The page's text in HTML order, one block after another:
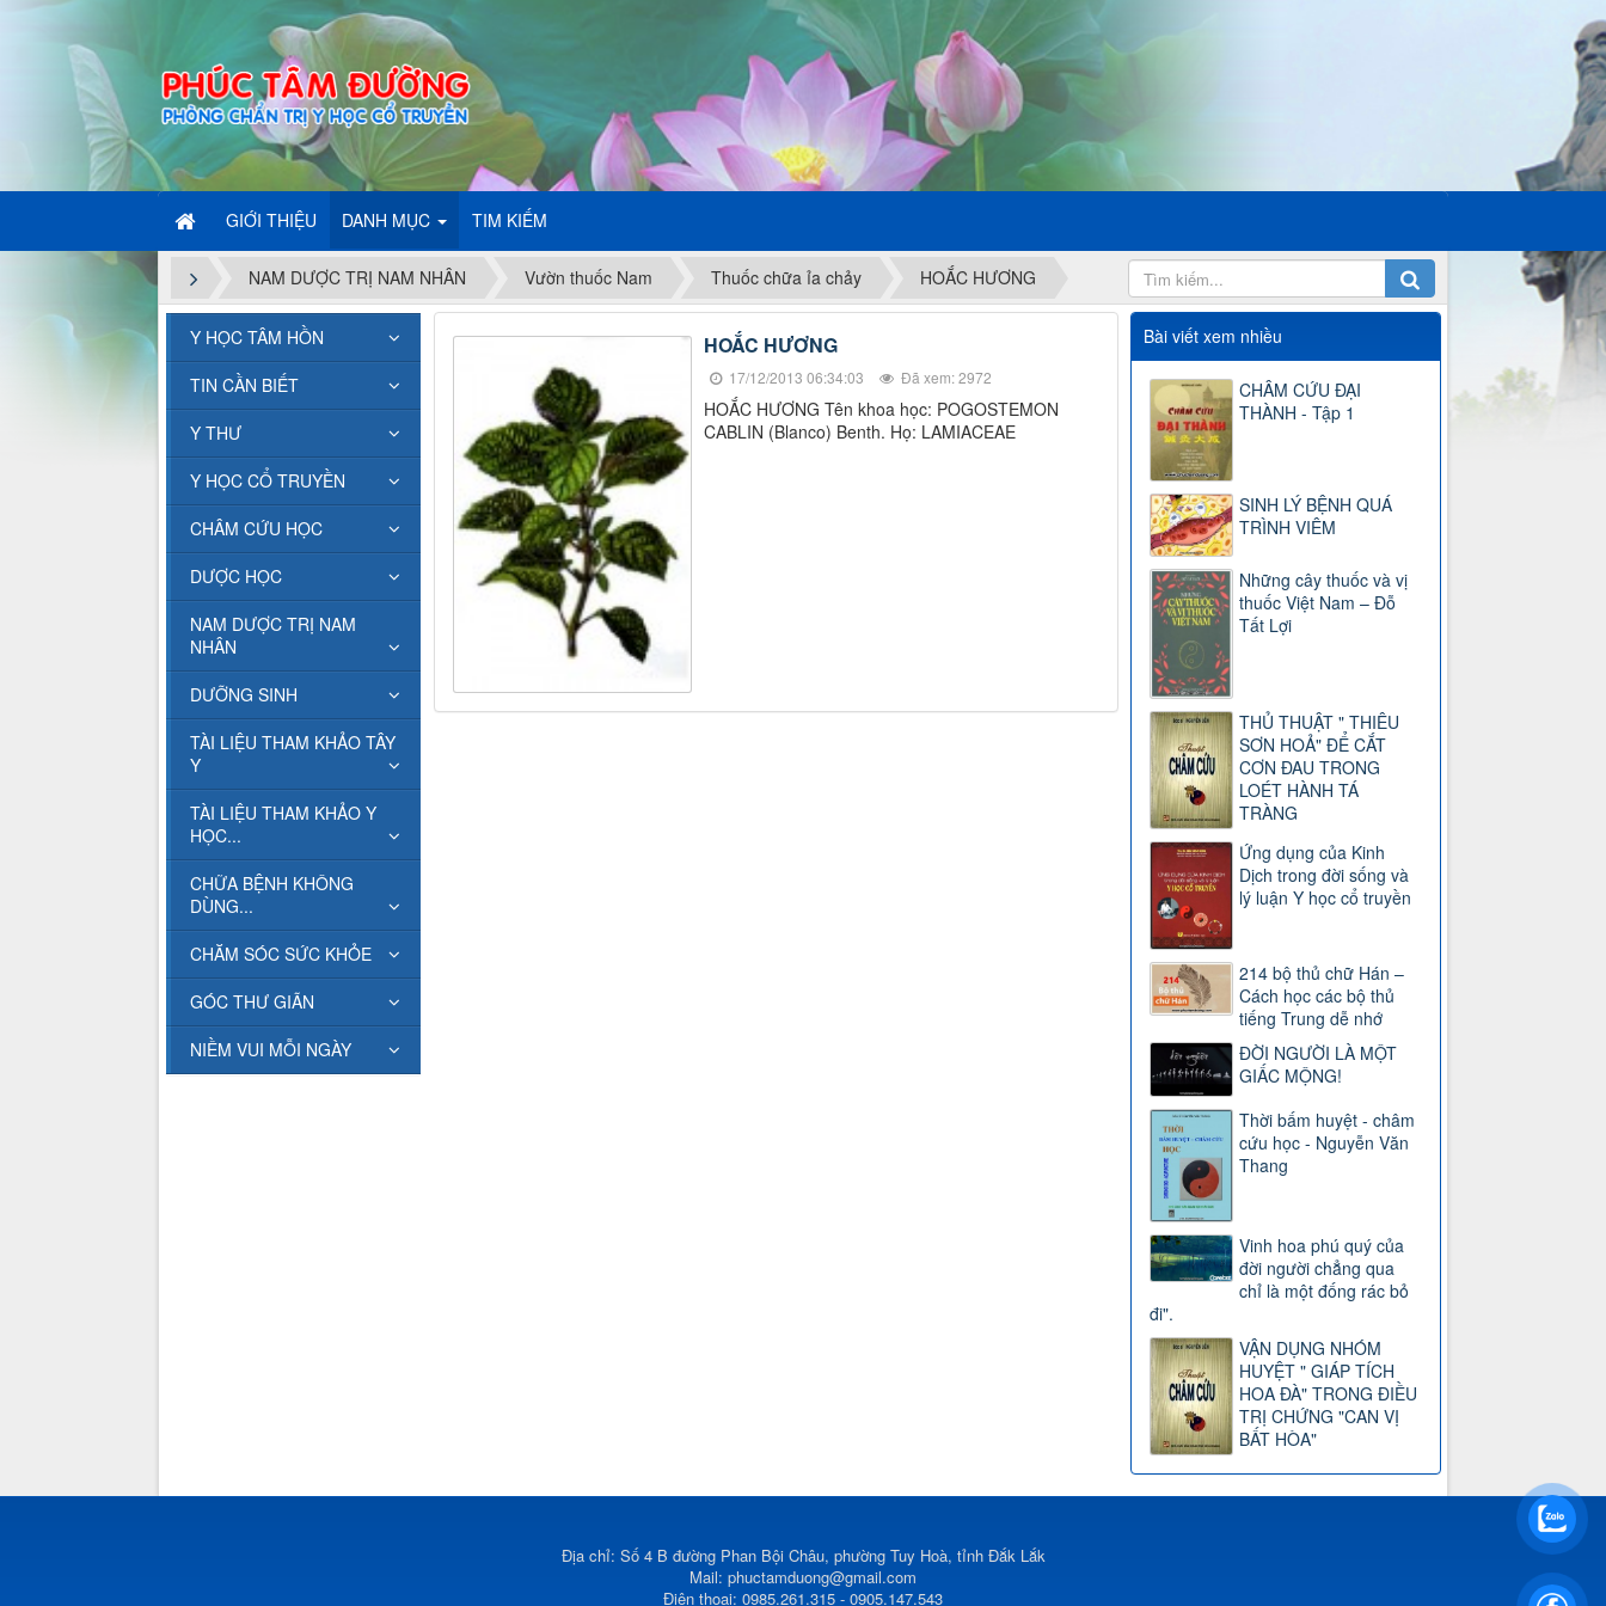
GIỚI THIỆU DANH MỤC TIM KIẾM
NAM DƯỢC TRỊ NAM NHÂN Vườn thuốc Nam Thuốc chữa ỉa chảy HOẮC HƯƠNG
HOẮC HƯƠNG
17/12/2013 06:34:03 Đã xem: 2972
HOẮC HƯƠNG Tên khoa học: POGOSTEMON
CABLIN (Blanco) Benth. Họ: LAMIACEAE
Bài viết xem nhiều
CHÂM CỨU ĐẠI
THÀNH - Tập 1
SINH LÝ BỆNH QUÁ
TRÌNH VIÊM
Những cây thuốc và vị
thuốc Việt Nam – Đỗ
Tất Lợi
THỦ THUẬT " THIÊU
SƠN HOẢ" ĐỂ CẮT
CƠN ĐAU TRONG
LOÉT HÀNH TÁ
TRÀNG
Ứng dụng của Kinh
Dịch trong đời sống và
lý luận Y học cổ truyền
214 bộ thủ chữ Hán –
Cách học các bộ thủ
tiếng Trung dễ nhớ
ĐỜI NGƯỜI LÀ MỘT
GIẤC MỘNG!
Thời bấm huyệt - châm
cứu học - Nguyễn Văn
Thang
Vinh hoa phú quý của
đời người chẳng qua
chỉ là một đống rác bỏ
đi".
VẬN DỤNG NHÓM
HUYỆT " GIÁP TÍCH
HOA ĐÀ" TRONG ĐIỀU
TRỊ CHỨNG "CAN VỊ
BẤT HÒA"
Y HỌC TÂM HỒN
TIN CẦN BIẾT
Y THƯ
Y HỌC CỔ TRUYỀN
CHÂM CỨU HỌC
DƯỢC HỌC
NAM DƯỢC TRỊ NAM
NHÂN
DƯỠNG SINH
TÀI LIỆU THAM KHẢO TÂY
Y
TÀI LIỆU THAM KHẢO Y
HỌC...
CHỮA BỆNH KHÔNG
DÙNG...
CHĂM SÓC SỨC KHỎE
GÓC THƯ GIÃN
NIỀM VUI MỖI NGÀY
Địa chỉ: Số 4 B đường Phan Bội Châu, phường Tuy Hoà, tỉnh Đắk Lắk
Mail: phuctamduong@gmail.com
Điện thoại: 0985.261.315 - 0905.147.543